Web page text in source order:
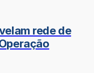
rede de